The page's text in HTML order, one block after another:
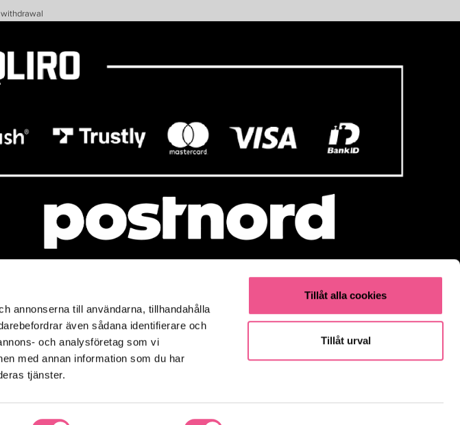
annonserna till användarna, tillhandahålla
även sådana identifierare och
och analysföretag som vi
med annan information som du har
tjänster.
Tillåt alla cookies
Tillåt urval
Mitt Baresso
Baresso Family
Mitt konto
Ändra cookieinställningar
Populärt
Parfym
Fynda